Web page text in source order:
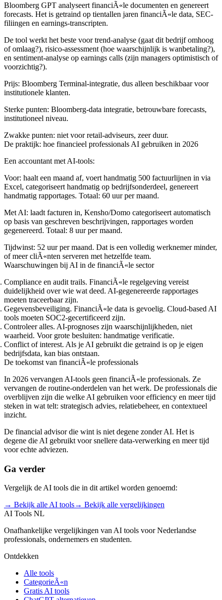
Bloomberg GPT analyseert financiÃ«le documenten en genereert
forecasts. Het is getraind op tientallen jaren financiÃ«le data, SEC-
filiingen en earnings-transcripten.
De tool werkt het beste voor trend-analyse (gaat dit bedrijf omhoog
of omlaag?), risico-assessment (hoe waarschijnlijk is wanbetaling?),
en sentiment-analyse op earnings calls (zijn managers optimistisch of
voorzichtig?).
Prijs: Bloomberg Terminal-integratie, dus alleen beschikbaar voor
institutionele klanten.
Sterke punten: Bloomberg-data integratie, betrouwbare forecasts,
institutioneel niveau.
Zwakke punten: niet voor retail-adviseurs, zeer duur.
De praktijk: hoe financieel professionals AI gebruiken in 2026
Een accountant met AI-tools:
Voor: haalt een maand af, voert handmatig 500 factuurlijnen in via
Excel, categoriseert handmatig op bedrijfsonderdeel, genereert
handmatig rapportages. Totaal: 60 uur per maand.
Met AI: laadt facturen in, Kensho/Domo categoriseert automatisch
op basis van geschreven beschrijvingen, rapportages worden
gegenereerd. Totaal: 8 uur per maand.
Tijdwinst: 52 uur per maand. Dat is een volledig werknemer minder,
of meer cliÃ«nten serveren met hetzelfde team.
Waarschuwingen bij AI in de financiÃ«le sector
Compliance en audit trails. FinanciÃ«le regelgeving vereist
duidelijkheid over wie wat deed. AI-gegenereerde rapportages
moeten traceerbaar zijn.
Gegevensbeveiliging. FinanciÃ«le data is gevoelig. Cloud-based AI
tools moeten SOC2-gecertificeerd zijn.
Controleer alles. AI-prognoses zijn waarschijnlijkheden, niet
waarheid. Voor grote besluiten: handmatige verificatie.
Conflict of interest. Als je AI gebruikt die getraind is op je eigen
bedrijfsdata, kan bias ontstaan.
De toekomst van financiÃ«le professionals
In 2026 vervangen AI-tools geen financiÃ«le professionals. Ze
vervangen de routine-onderdelen van het werk. De professionals die
overblijven zijn die welke AI gebruiken voor efficiency en meer tijd
steken in wat telt: strategisch advies, relatiebeheer, en contextueel
inzicht.
De financial advisor die wint is niet degene zonder AI. Het is
degene die AI gebruikt voor snellere data-verwerking en meer tijd
voor echte adviezen.
Ga verder
Vergelijk de AI tools die in dit artikel worden genoemd:
→ Bekijk alle AI tools→ Bekijk alle vergelijkingen
AI Tools NL
Onafhankelijke vergelijkingen van AI tools voor Nederlandse
professionals, ondernemers en studenten.
Ontdekken
Alle tools
CategorieÃ«n
Gratis AI tools